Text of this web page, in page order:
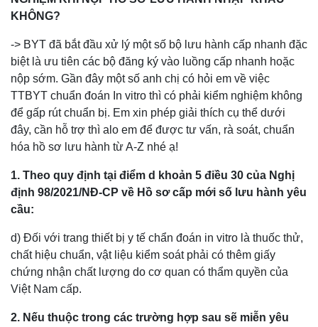
KHÔNG?
-> BYT đã bắt đầu xử lý một số bộ lưu hành cấp nhanh đặc
biệt là ưu tiên các bộ đăng ký vào luồng cấp nhanh hoặc
nộp sớm. Gần đây một số anh chị có hỏi em về việc
TTBYT chuẩn đoán In vitro thì có phải kiểm nghiệm không
để gấp rút chuẩn bị. Em xin phép giải thích cụ thể dưới
đây, cần hỗ trợ thì alo em để được tư vấn, rà soát, chuẩn
hóa hồ sơ lưu hành từ A-Z nhé ạ!
1. Theo quy định tại điểm d khoản 5 điều 30 của Nghị
định 98/2021/NĐ-CP về Hồ sơ cấp mới số lưu hành yêu
cầu:
d) Đối với trang thiết bị y tế chẩn đoán in vitro là thuốc thử,
chất hiệu chuẩn, vật liệu kiểm soát phải có thêm giấy
chứng nhận chất lượng do cơ quan có thẩm quyền của
Việt Nam cấp.
2. Nếu thuộc trong các trường hợp sau sẽ miễn yêu